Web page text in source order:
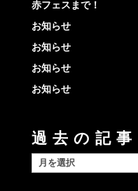
赤フェスまで！
お知らせ
お知らせ
お知らせ
お知らせ
過去の記事
去